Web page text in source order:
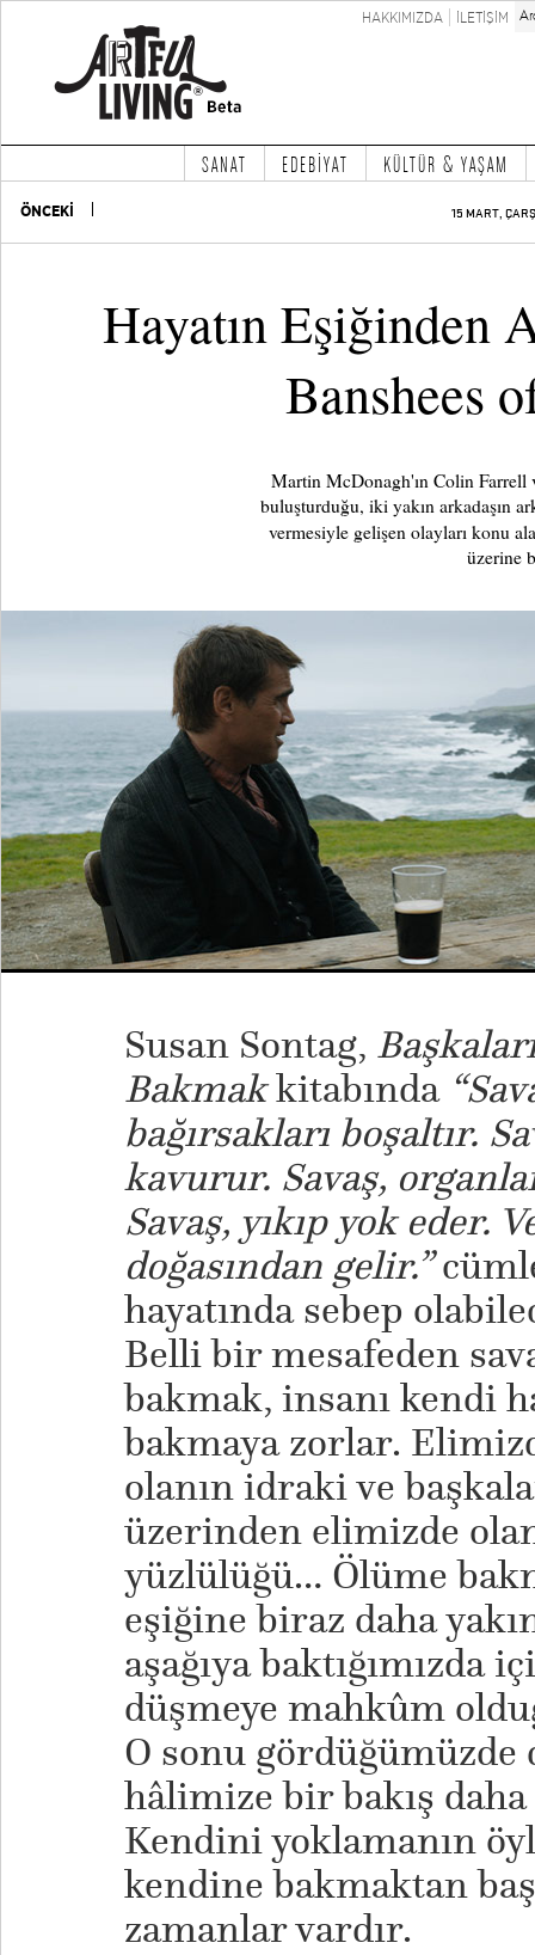
HAKKIMIZDA İLETİŞİM
SANAT EDEBİYAT KÜLTÜR & YAŞAM
ÖNCEKİ 15 MART,
Hayatın Eşiğinden
Banshees
Martin McDonagh'ın Colin Farrell
buluşturduğu, iki yakın arkadaşın
vermesiyle gelişen olayları konu
üzerine
Susan Sontag,
Bakmakkitabında
bağırsakları boşaltır.
kavurur. Savaş,
Savaş, yıkıp yok eder.
doğasından gelir.”
hayatında sebep
Belli bir mesafeden
bakmak, insanı kendi
bakmaya zorlar.
olanın idraki ve
üzerinden elimizde
yüzlülüğü… Ölüme
eşiğine biraz daha
aşağıya baktığımızda
düşmeye mahkûm
O sonu gördüğümüzde
hâlimize bir bakış daha
Kendini yoklamanın
kendine bakmaktan
zamanlar vardır.